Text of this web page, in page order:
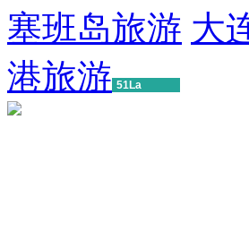
塞班岛旅游 大
港旅游 51La